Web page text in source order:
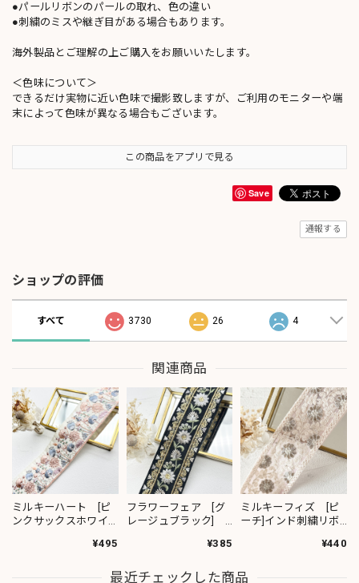
●パールリボンのパールの取れ、色の違い
●刺繍のミスや継ぎ目がある場合もあります。
海外製品とご理解の上ご購入をお願いいたします。
＜色味について＞
できるだけ実物に近い色味で撮影致しますが、ご利用のモニターや端
末によって色味が異なる場合もございます。
この商品をアプリで見る
Save
通報する
ショップの評価
すべて 3730 26 4
関連商品
ミルキーハート [ピ
ンクサックスホワイ
¥495
フラワーフェア [グ
レージュブラック]
¥385
ミルキーフィズ [ピ
ーチ]インド刺繍リボ
¥440
最近チェックした商品